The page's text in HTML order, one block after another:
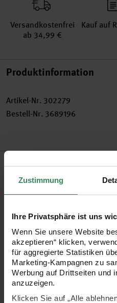
Zustimmung
Ihre Privatsphäre ist uns
Wenn Sie unsere Website
akzeptieren“ klicken,
für aggregierte Statistiken
Marketing-Kampagnen zu
Werbung auf Drittseiten und
anzuzeigen.
Klicken Sie auf „Alle
Versand­kosten­frei
ab 34,99 €
Kauf auf
Produktinformation
Artikel-Nr. 302279
Bestell-Nr. 3689196
Produktbeschreibung
"Midsommar Magic"-
Blumen und Schmetterlinge –
sondern auch ein hübscher
eignen sich ideal für Schule,
entfernen Bleistiftspuren
stilvolles Accessoire auf dem